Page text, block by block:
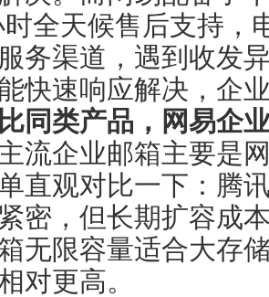
全天候售后支持，
务渠道，遇到收发
快速响应解决，企
同类产品，网易企
流企业邮箱主要是
直观对比一下：腾
密，但长期扩容成
无限容量适合大存
对更高。